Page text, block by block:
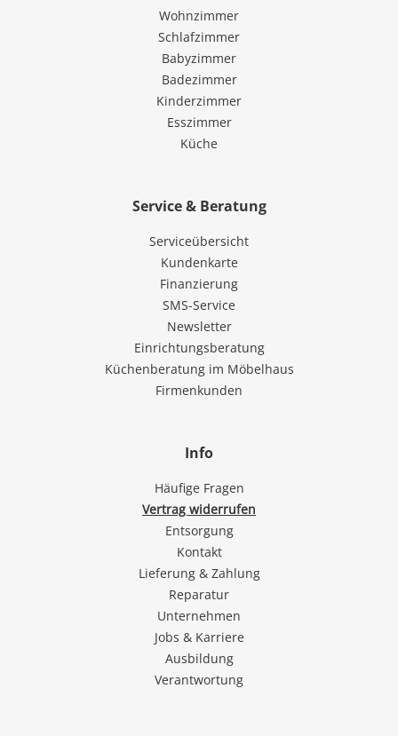
Wohnzimmer
Schlafzimmer
Babyzimmer
Badezimmer
Kinderzimmer
Esszimmer
Küche
Service & Beratung
Serviceübersicht
Kundenkarte
Finanzierung
SMS-Service
Newsletter
Einrichtungsberatung
Küchenberatung im Möbelhaus
Firmenkunden
Info
Häufige Fragen
Vertrag widerrufen
Entsorgung
Kontakt
Lieferung & Zahlung
Reparatur
Unternehmen
Jobs & Karriere
Ausbildung
Verantwortung